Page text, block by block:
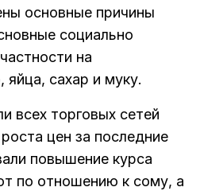
основные причины
социально
на
яйца, сахар и муку.
всех торговых сетей
цен за последние
повышение курса
по отношению к сому, а